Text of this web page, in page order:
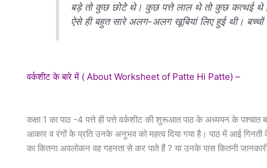
बड़े तो कुछ छोटे थे। कुछ पत्ते लाल थे तो कुछ कत्थई
ऐसे ही बहुत सारे अलग-अलग खूबियां लिए हुई थी।
वर्कशीट के बारे में ( About Worksheet of Patte Hi Patte) –
कक्षा 1 का पाठ -4 पत्ते ही पत्ते वर्कशीट की शुरूआत पाठ के अध्ययन के
आकार व रंगों के प्रति उनके अनुभव को महत्व दिया गया है। पाठ में आई गिनती
का कितना अवलोकन वह गहनता से कर पाते हैं ? या उनके पास कितनी